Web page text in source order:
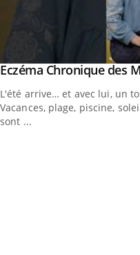
Youtube
Eczéma Chronique des
L'été arrive… et avec lui, un
Vacances, plage, piscine,
sont ...